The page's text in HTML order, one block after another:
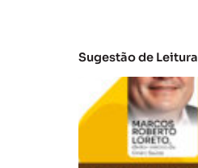
Sugestão de Leitura